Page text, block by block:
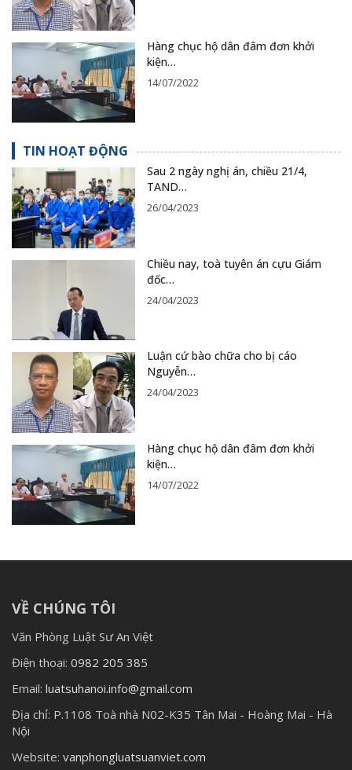
Hàng chục hộ dân đâm đơn khởi
kiện…
14/07/2022
TIN HOẠT ĐỘNG
Sau 2 ngày nghị án, chiều 21/4,
TAND…
26/04/2023
Chiều nay, toà tuyên án cựu Giám
đốc…
24/04/2023
Luận cứ bào chữa cho bị cáo
Nguyễn…
24/04/2023
Hàng chục hộ dân đâm đơn khởi
kiện…
14/07/2022
VỀ CHÚNG TÔI
Văn Phòng Luật Sư An Việt
Điện thoại: 0982 205 385
Email: luatsuhanoi.info@gmail.com
Địa chỉ: P.1108 Toà nhà N02-K35 Tân Mai - Hoàng Mai - Hà
Nội
Website: vanphongluatsuanviet.com